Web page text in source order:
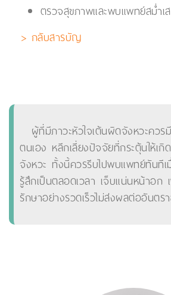
ตรวจสุขภาพและพบแพทย์สม่ำเ
> กลับสารบัญ
ผู้ที่มีภาวะหัวใจเต้นผิดจังหวะควร
ตนเอง หลีกเลี่ยงปัจจัยที่กระตุ้นให้เกิ
จังหวะ ทั้งนี้ควรรีบไปพบแพทย์ทันทีเ
รู้สึกเป็นตลอดเวลา เจ็บแน่นหน้าอก
รักษาอย่างรวดเร็วไม่ส่งผลต่ออันตร